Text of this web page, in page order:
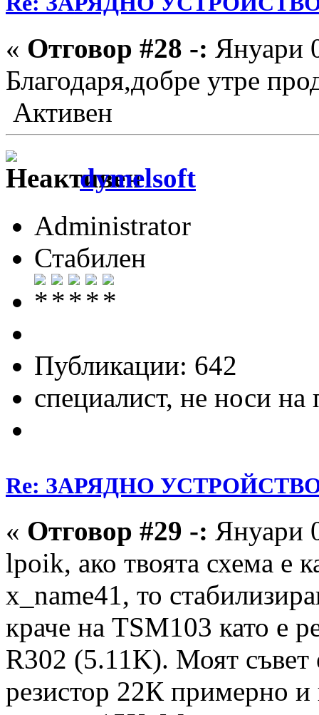
« Отговор #28 -: Януари
Благодаря,добре утре
Активен
dymelsoft
Administrator
Стабилен
Публикации: 642
специалист, не носи на
Re: ЗАРЯДНО УСТРОЙСТВО
« Отговор #29 -: Януари
lpoik, ако твоята схема е
x_name41, то
краче на TSM103 като е
R302 (5.11K). Моят
резистор 22К примерно и